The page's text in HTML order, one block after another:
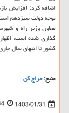
اضافه کرد: افزایش
توجه دولت سیزدهم
کشور تا انتهای سال
منبع:حراج كن
1403/01/31